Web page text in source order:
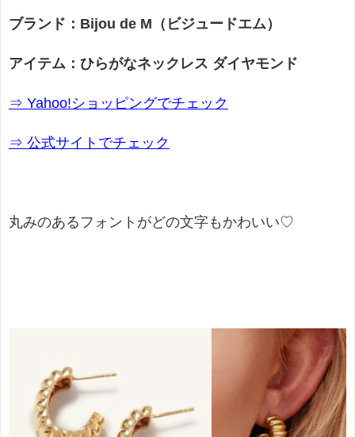
ブランド：Bijou de M（ビジュードエム）
アイテム：ひらがなネックレス ダイヤモンド
⇒ Yahoo!ショッピングでチェック
⇒ 公式サイトでチェック
丸みのあるフォントがどの文字もかわいい♡